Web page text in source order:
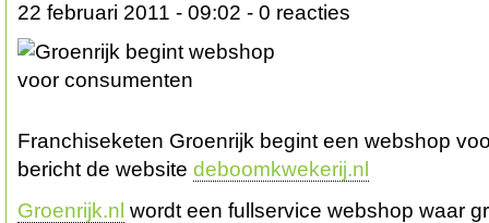
22 februari 2011 - 09:02 - 0 reacties
Franchiseketen Groenrijk begint een webshop
bericht de website deboomkwekerij.nl
Groenrijk.nl wordt een fullservice webshop waar